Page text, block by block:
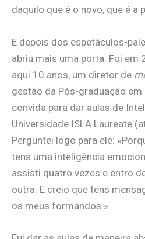
daquilo que é o novo, que é a
E depois dos espetáculos-
abriu mais uma porta. Foi em
aqui 10 anos, um diretor de
gestão da Pós-graduação
convida para dar aulas de
Universidade ISLA Laureate
Perguntei logo para ele:
tens uma inteligência
assisti quatro vezes e entro
outra. E creio que tens
os meus formandos.»